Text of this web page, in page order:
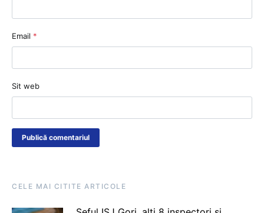
Email *
Sit web
CELE MAI CITITE ARTICOLE